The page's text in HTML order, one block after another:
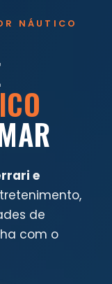
NÁUTICO
e
de
com o